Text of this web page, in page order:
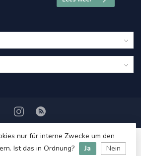
nur für interne Zwecke um den
Ist das in Ordnung?
Ja Nein